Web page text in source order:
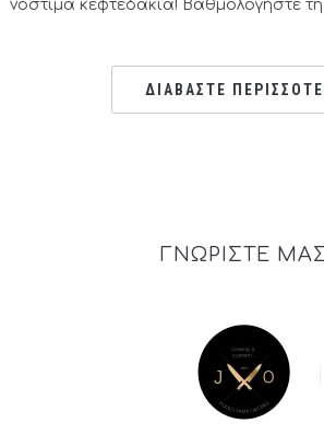
νόστιμα κεφτεδάκια! Βαθμολογήστε
ΔΙΑΒΑΣΤΕ
ΓΝΩΡΙΣΤΕ